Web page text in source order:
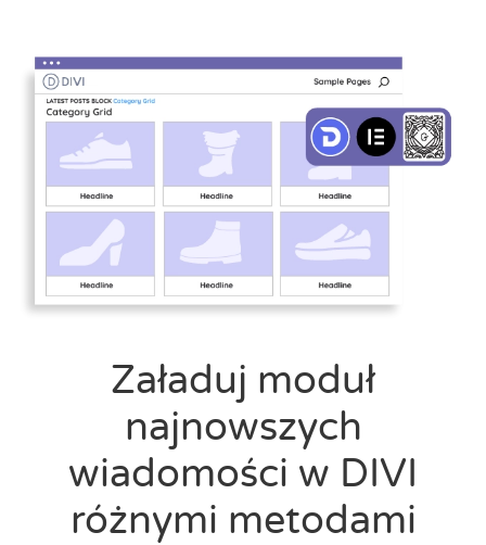
Załaduj moduł
najnowszych
wiadomości w DIVI
różnymi metodami